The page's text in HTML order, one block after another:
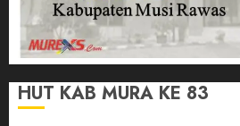
HUT KAB MURA KE 83